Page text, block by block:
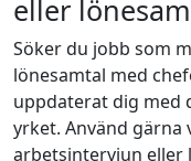
eller
Söker du jobb som
lönesamtal med
uppdaterat dig med
yrket. Använd gärna
arbetsintervjun eller